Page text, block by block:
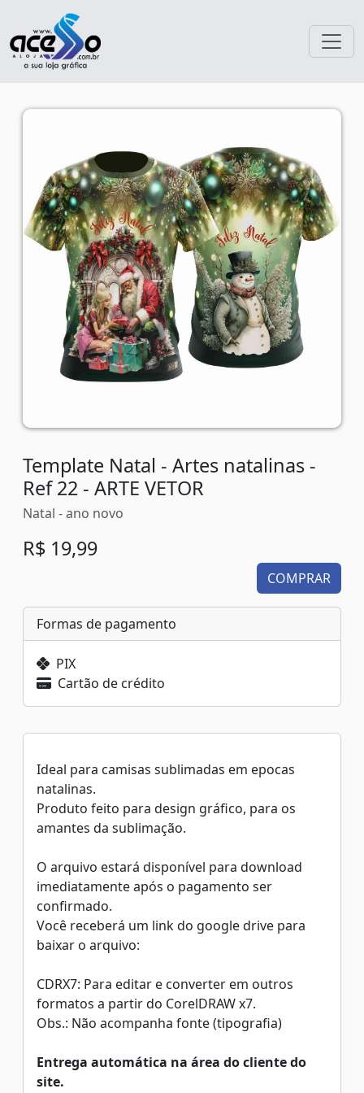
Template Natal - Artes natalinas -
Ref 22 - ARTE VETOR
Natal - ano novo
R$ 19,99
COMPRAR
Formas de pagamento
PIX
Cartão de crédito
Ideal para camisas sublimadas em epocas
natalinas.
Produto feito para design gráfico, para os
amantes da sublimação.
O arquivo estará disponível para download
imediatamente após o pagamento ser
confirmado.
Você receberá um link do google drive para
baixar o arquivo:
CDRX7: Para editar e converter em outros
formatos a partir do CorelDRAW x7.
Obs.: Não acompanha fonte (tipografia)
Entrega automática na área do cliente do
site.